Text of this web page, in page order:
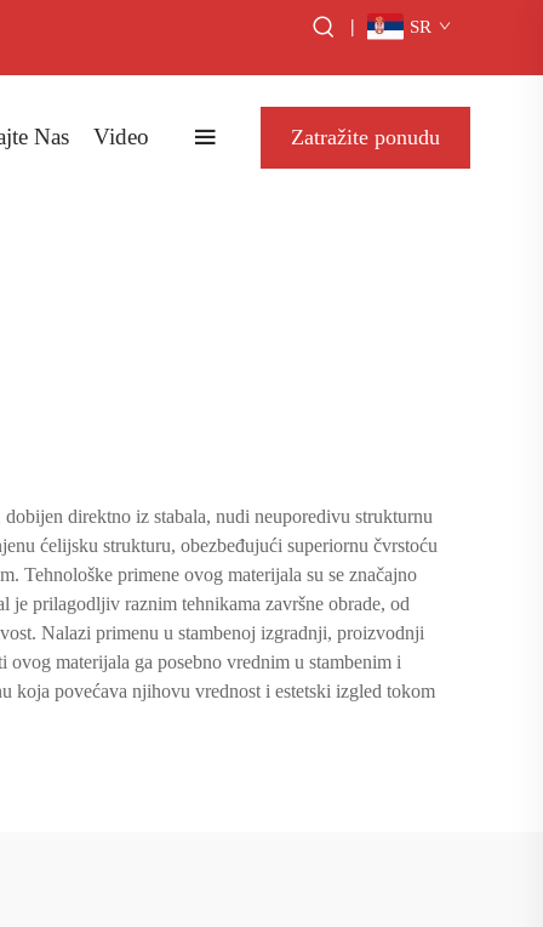
| SR
Nas Video Zatražite ponudu
direktno iz stabala, nudi neuporedivu strukturnu
ćelijsku strukturu, obezbeđujući superiornu čvrstoću
Tehnološke primene ovog materijala su se značajno
je prilagodljiv raznim tehnikama završne obrade, od
Nalazi primenu u stambenoj izgradnji, proizvodnji
materijala ga posebno vrednim u stambenim i
koja povećava njihovu vrednost i estetski izgled tokom